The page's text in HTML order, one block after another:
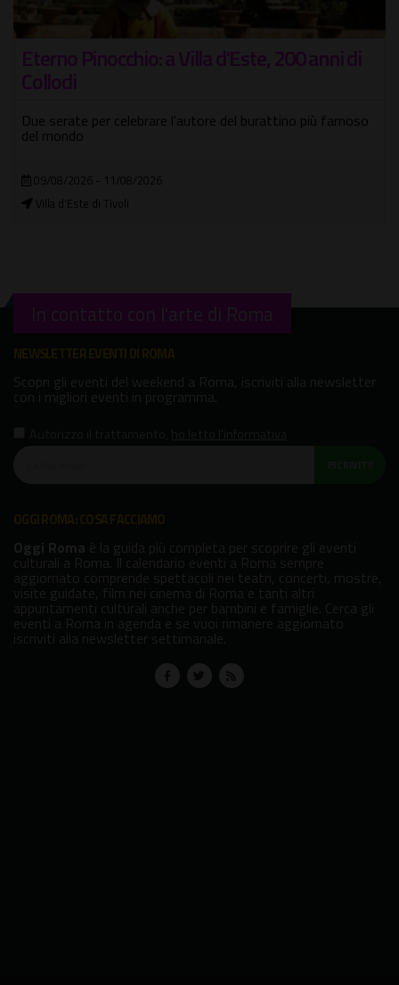
Eterno Pinocchio: a Villa d'Este, 200 anni di
Collodi
Due serate per celebrare l'autore del burattino più famoso
del mondo
09/08/2026 - 11/08/2026
Villa d'Este di Tivoli
In contatto con l'arte di Roma